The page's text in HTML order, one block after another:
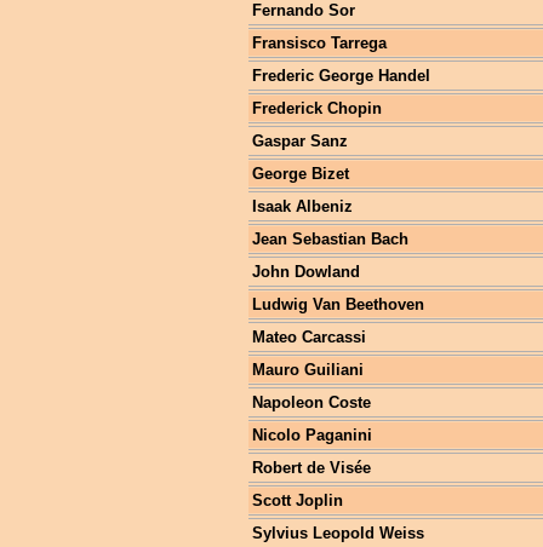
Fernando Sor
Fransisco Tarrega
Frederic George Handel
Frederick Chopin
Gaspar Sanz
George Bizet
Isaak Albeniz
Jean Sebastian Bach
John Dowland
Ludwig Van Beethoven
Mateo Carcassi
Mauro Guiliani
Napoleon Coste
Nicolo Paganini
Robert de Visée
Scott Joplin
Sylvius Leopold Weiss